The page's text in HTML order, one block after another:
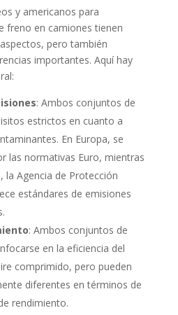
y americanos para
freno en camiones tienen
pero también
importantes. Aquí hay
: Ambos conjuntos de
estrictos en cuanto a
En Europa, se
las normativas Euro, mientras
la Agencia de Protección
estándares de emisiones
: Ambos conjuntos de
en la eficiencia del
comprimido, pero pueden
diferentes en términos de
rendimiento.